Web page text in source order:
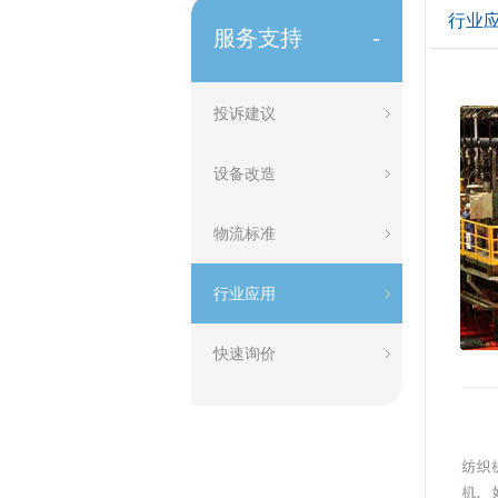
服务支持 -
投诉建议
设备改造
物流标准
行业应用
快速询价
行业